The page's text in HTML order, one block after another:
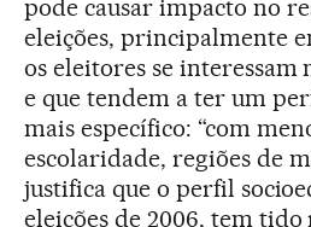
pode causar impacto no
eleições, principalmente
os eleitores se
e que tendem a ter um
mais específico: “com
escolaridade, regiões de
justifica que o perfil
eleições de 2006, tem